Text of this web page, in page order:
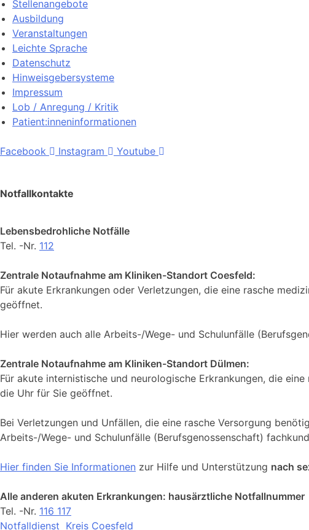
Stellenangebote
Ausbildung
Veranstaltungen
Leichte Sprache
Datenschutz
Hinweisgebersysteme
Impressum
Lob / Anregung / Kritik
Patient:inneninformationen
Facebook Instagram Youtube
Notfallkontakte
Lebensbedrohliche Notfälle
Tel. -Nr. 112
Zentrale Notaufnahme am Kliniken-Standort Coesfeld:
Für akute Erkrankungen oder Verletzungen, die eine rasche
geöffnet.
Hier werden auch alle Arbeits-/Wege- und Schulunfälle
Zentrale Notaufnahme am Kliniken-Standort Dülmen:
Für akute internistische und neurologische Erkrankungen, die
die Uhr für Sie geöffnet.
Bei Verletzungen und Unfällen, die eine rasche Versorgung
Arbeits-/Wege- und Schulunfälle (Berufsgenossenschaft)
Hier finden Sie Informationen zur Hilfe und Unterstützung nach
Alle anderen akuten Erkrankungen: hausärztliche Notfallnummer
Tel. -Nr. 116 117
Notfalldienst Kreis Coesfeld